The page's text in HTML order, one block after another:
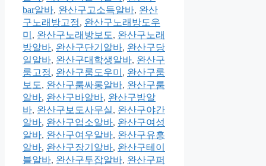
bar알바, 완산구고소득알바, 완산
구노래방고정, 완산구노래방도우
미 , 완산구노래방보도, 완산구노래
방알바, 완산구단기알바, 완산구당
일알바, 완산구대학생알바, 완산구
룸고정, 완산구룸도우미 , 완산구룸
보도, 완산구룸싸롱알바, 완산구룸
알바, 완산구바알바, 완산구밤알
바, 완산구보도사무실, 완산구야간
알바, 완산구업소알바, 완산구여성
알바, 완산구여우알바, 완산구유흥
알바, 완산구장기알바, 완산구테이
블알바, 완산구투잡알바, 완산구퍼